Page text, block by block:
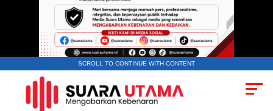
SCROLL TO CONTINUE WITH CONTENT